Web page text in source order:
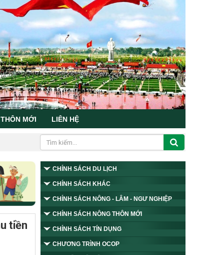
MỚI LIÊN HỆ
tiền
CHÍNH SÁCH DU LỊCH
CHÍNH SÁCH KHÁC
CHÍNH SÁCH NÔNG - LÂM - NGƯ NGHIỆP
CHÍNH SÁCH NÔNG THÔN MỚI
CHÍNH SÁCH TÍN DỤNG
CHƯƠNG TRÌNH OCOP